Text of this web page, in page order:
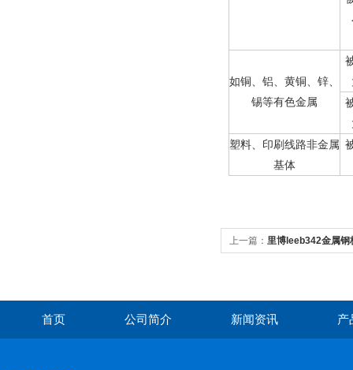
如铜、铝、黄铜、锌、
锡等有色金属
塑料、印刷线路非金属
基体
上一篇： 里博leeb342金属钢
首页 公司简介 新闻资讯 产